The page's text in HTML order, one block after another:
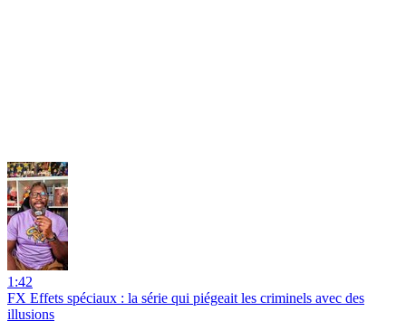
1:42
FX Effets spéciaux : la série qui piégeait les criminels avec des
illusions